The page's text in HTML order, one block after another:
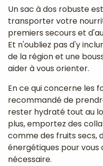
Un sac à dos robuste
transporter votre
premiers secours et
Et n'oubliez pas d'y
de la région et une
aider à vous orienter.
En ce qui concerne les
recommandé de
rester hydraté tout au
plus, emportez des
comme des fruits secs,
énergétiques pour vous
nécessaire.